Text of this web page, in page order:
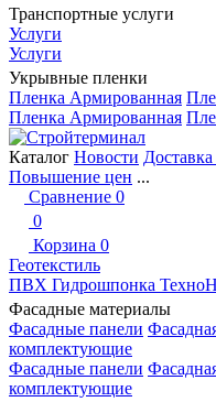
Транспортные услуги
Услуги
Услуги
Укрывные пленки
Пленка Армированная
Пленка Армированная
Каталог Новости
Повышение цен ...
Сравнение 0
0
Корзина 0
Геотекстиль
ПВХ Гидрошпонка
Фасадные материалы
Фасадные панели
комплектующие
Фасадные панели
комплектующие